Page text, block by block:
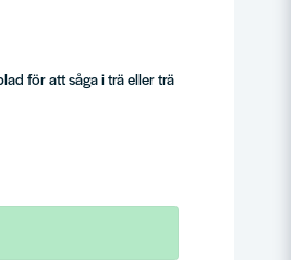
för att såga i trä eller trä